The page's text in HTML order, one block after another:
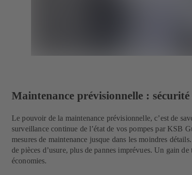
Maintenance prévisionnelle :
Le pouvoir de la maintenance prévisionnelle, c’est de
surveillance continue de l’état de vos pompes par KSB
mesures de maintenance jusque dans les moindres
de pièces d’usure, plus de pannes imprévues. Un gain
économies.